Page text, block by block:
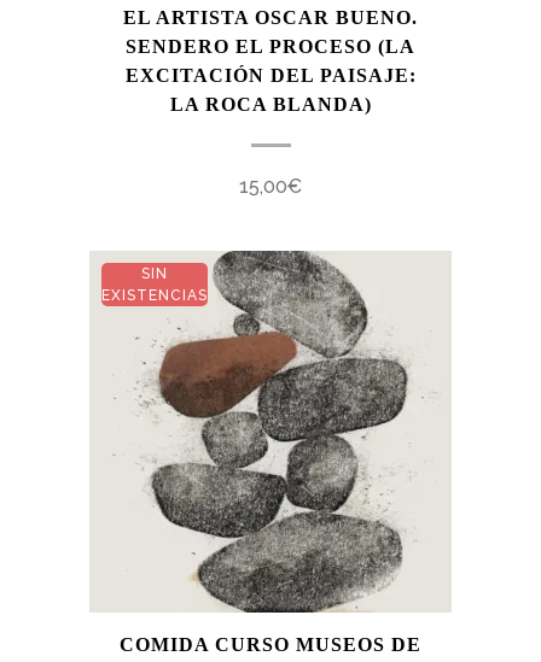
EL ARTISTA OSCAR BUENO.
SENDERO EL PROCESO (LA
EXCITACIÓN DEL PAISAJE:
LA ROCA BLANDA)
15,00€
SIN
EXISTENCIAS
COMIDA CURSO MUSEOS DE